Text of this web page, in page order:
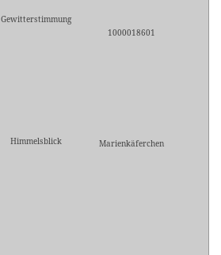
Gewitterstimmung
1000018601
Himmelsblick Marienkäferchen